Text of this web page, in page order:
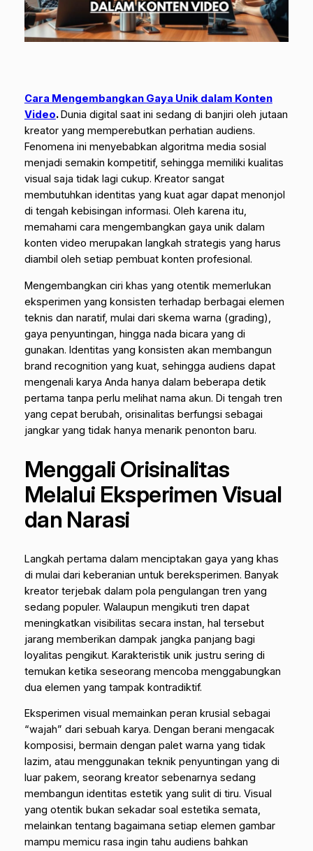
Cara Mengembangkan Gaya Unik dalam Konten
Video.Dunia digital saat ini sedang di banjiri oleh jutaan
kreator yang memperebutkan perhatian audiens.
Fenomena ini menyebabkan algoritma media sosial
menjadi semakin kompetitif, sehingga memiliki kualitas
visual saja tidak lagi cukup. Kreator sangat
membutuhkan identitas yang kuat agar dapat menonjol
di tengah kebisingan informasi. Oleh karena itu,
memahami cara mengembangkan gaya unik dalam
konten video merupakan langkah strategis yang harus
diambil oleh setiap pembuat konten profesional.
Mengembangkan ciri khas yang otentik memerlukan
eksperimen yang konsisten terhadap berbagai elemen
teknis dan naratif, mulai dari skema warna (grading),
gaya penyuntingan, hingga nada bicara yang di
gunakan. Identitas yang konsisten akan membangun
brand recognition yang kuat, sehingga audiens dapat
mengenali karya Anda hanya dalam beberapa detik
pertama tanpa perlu melihat nama akun. Di tengah tren
yang cepat berubah, orisinalitas berfungsi sebagai
jangkar yang tidak hanya menarik penonton baru.
Menggali Orisinalitas
Melalui Eksperimen Visual
dan Narasi
Langkah pertama dalam menciptakan gaya yang khas
di mulai dari keberanian untuk bereksperimen. Banyak
kreator terjebak dalam pola pengulangan tren yang
sedang populer. Walaupun mengikuti tren dapat
meningkatkan visibilitas secara instan, hal tersebut
jarang memberikan dampak jangka panjang bagi
loyalitas pengikut. Karakteristik unik justru sering di
temukan ketika seseorang mencoba menggabungkan
dua elemen yang tampak kontradiktif.
Eksperimen visual memainkan peran krusial sebagai
“wajah” dari sebuah karya. Dengan berani mengacak
komposisi, bermain dengan palet warna yang tidak
lazim, atau menggunakan teknik penyuntingan yang di
luar pakem, seorang kreator sebenarnya sedang
membangun identitas estetik yang sulit di tiru. Visual
yang otentik bukan sekadar soal estetika semata,
melainkan tentang bagaimana setiap elemen gambar
mampu memicu rasa ingin tahu audiens bahkan